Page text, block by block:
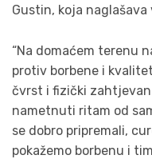
Gustin, koja
“Na domaćem terenu
protiv borbene i
čvrst i fizički
nametnuti ritam od
se dobro pripremali,
pokažemo borbenu i